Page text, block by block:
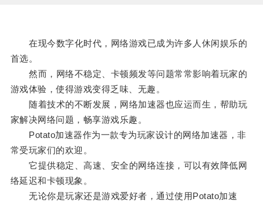
在现今数字化时代，网络游戏已成为许多人休闲娱乐的
首选。
然而，网络不稳定、卡顿频发等问题常常影响着玩家的
游戏体验，使得游戏变得乏味、无趣。
随着技术的不断发展，网络加速器也应运而生，帮助玩
家解决网络问题，畅享游戏乐趣。
Potato加速器作为一款专为玩家设计的网络加速器，非
常受玩家们的欢迎。
它提供稳定、高速、安全的网络连接，可以有效降低网
络延迟和卡顿现象。
无论你是玩家还是游戏爱好者，通过使用Potato加速